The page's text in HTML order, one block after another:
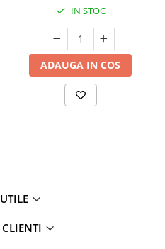
IN STOC
ADAUGA IN COS